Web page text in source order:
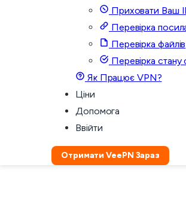
Приховати Ваш
Перевірка
Перевірка файлів
Перевірка стану
Як Працює VPN?
Ціни
Допомога
Ввійти
Отримати VeePN Зараз